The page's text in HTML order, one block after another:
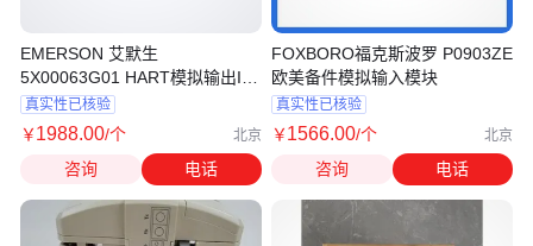
EMERSON 艾默生
5X00063G01 HART模拟输出IO
模块
真实性已核验
￥1988.00/个 北京
咨询 电话
FOXBORO福克斯波罗 P0903ZE
欧美备件模拟输入模块
真实性已核验
￥1566.00/个 北京
咨询 电话